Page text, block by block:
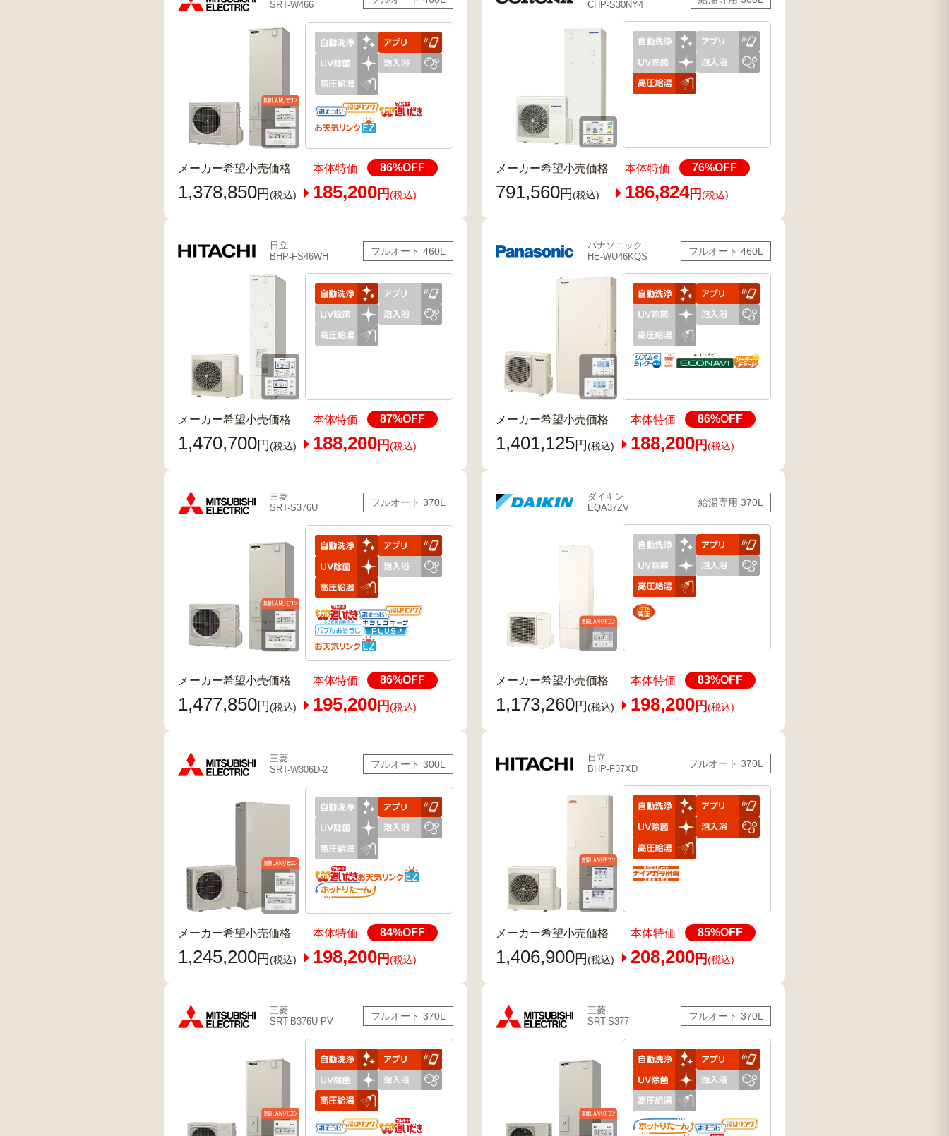
SRT-W466
メーカー希望小売価格
1,378,850円(税込)
本体特価 86%OFF
185,200 円(税込)
CHP-S30NY4
メーカー希望小売価格
791,560円(税込)
本体特価 76%OFF
186,824円(税込)
日立
BHP-FS46WH
フルオート 460L
メーカー希望小売価格
1,470,700円(税込)
本体特価 87%OFF
188,200 円(税込)
パナソニック
HE-WU46KQS
フルオート 460L
メーカー希望小売価格
1,401,125円(税込)
本体特価 86%OFF
188,200 円(税込)
三菱
SRT-S376U
フルオート 370L
メーカー希望小売価格
1,477,850円(税込)
本体特価 86%OFF
195,200 円(税込)
ダイキン
EQA37ZV
給湯専用 370L
メーカー希望小売価格
1,173,260円(税込)
本体特価 83%OFF
198,200 円(税込)
三菱
SRT-W306D-2
フルオート 300L
メーカー希望小売価格
1,245,200円(税込)
本体特価 84%OFF
198,200 円(税込)
日立
BHP-F37XD
フルオート 370L
メーカー希望小売価格
1,406,900円(税込)
本体特価 85%OFF
208,200 円(税込)
三菱
SRT-B376U-PV
フルオート 370L
三菱
SRT-S377
フルオート 370L